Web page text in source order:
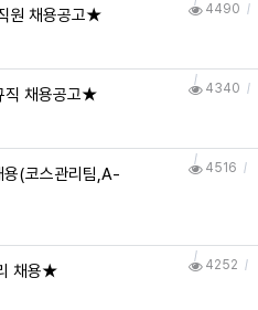
원 채용공고★ 4490
직 채용공고★ 4340
용(코스관리팀,A-
4516
채용★ 4252